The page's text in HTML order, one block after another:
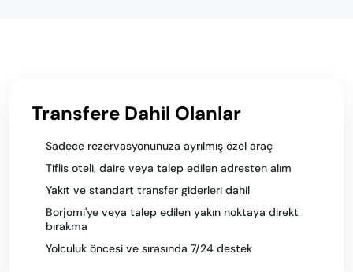
Transfere Dahil Olanlar
Sadece rezervasyonunuza ayrılmış özel araç
Tiflis oteli, daire veya talep edilen adresten alım
Yakıt ve standart transfer giderleri dahil
Borjomi'ye veya talep edilen yakın noktaya direkt
bırakma
Yolculuk öncesi ve sırasında 7/24 destek